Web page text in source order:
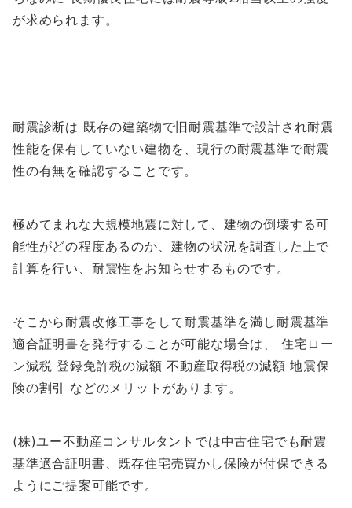
が求められます。
耐震診断は 既存の建築物で旧耐震基準で設計され耐震
性能を保有していない建物を、現行の耐震基準で耐震
性の有無を確認することです。
極めてまれな大規模地震に対して、建物の倒壊する可
能性がどの程度あるのか、建物の状況を調査した上で
計算を行い、耐震性をお知らせするものです。
そこから耐震改修工事をして耐震基準を満し耐震基準
適合証明書を発行することが可能な場合は、 住宅ロー
ン減税 登録免許税の減額 不動産取得税の減額 地震保
険の割引 などのメリットがあります。
(株)ユー不動産コンサルタントでは中古住宅でも耐震
基準適合証明書、既存住宅売買かし保険が付保できる
ようにご提案可能です。